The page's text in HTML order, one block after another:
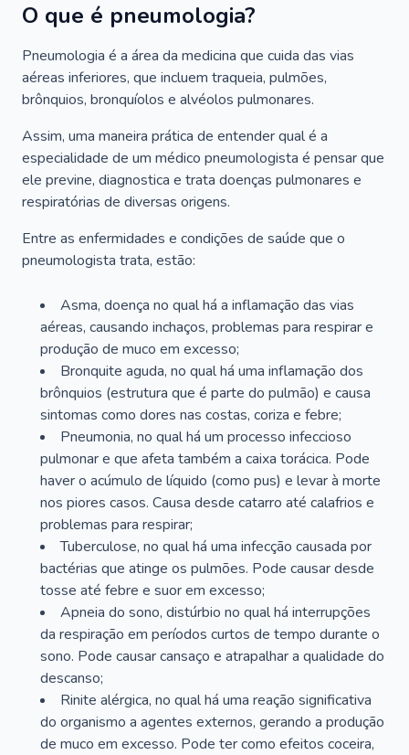
O que é pneumologia?
Pneumologia é a área da medicina que cuida das vias
aéreas inferiores, que incluem traqueia, pulmões,
brônquios, bronquíolos e alvéolos pulmonares.
Assim, uma maneira prática de entender qual é a
especialidade de um médico pneumologista é pensar que
ele previne, diagnostica e trata doenças pulmonares e
respiratórias de diversas origens.
Entre as enfermidades e condições de saúde que o
pneumologista trata, estão:
Asma, doença no qual há a inflamação das vias
aéreas, causando inchaços, problemas para respirar e
produção de muco em excesso;
Bronquite aguda, no qual há uma inflamação dos
brônquios (estrutura que é parte do pulmão) e causa
sintomas como dores nas costas, coriza e febre;
Pneumonia, no qual há um processo infeccioso
pulmonar e que afeta também a caixa torácica. Pode
haver o acúmulo de líquido (como pus) e levar à morte
nos piores casos. Causa desde catarro até calafrios e
problemas para respirar;
Tuberculose, no qual há uma infecção causada por
bactérias que atinge os pulmões. Pode causar desde
tosse até febre e suor em excesso;
Apneia do sono, distúrbio no qual há interrupções
da respiração em períodos curtos de tempo durante o
sono. Pode causar cansaço e atrapalhar a qualidade do
descanso;
Rinite alérgica, no qual há uma reação significativa
do organismo a agentes externos, gerando a produção
de muco em excesso. Pode ter como efeitos coceira,